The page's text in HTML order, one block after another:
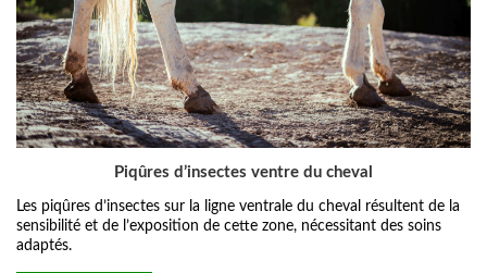
Piqûres d’insectes ventre du cheval
Les piqûres d’insectes sur la ligne ventrale du cheval résultent de la
sensibilité et de l’exposition de cette zone, nécessitant des soins
adaptés.